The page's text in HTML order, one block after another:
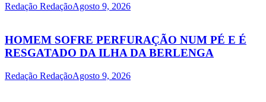
Redação RedaçãoAgosto 9, 2026
HOMEM SOFRE PERFURAÇÃO NUM PÉ E É
RESGATADO DA ILHA DA BERLENGA
Redação RedaçãoAgosto 9, 2026